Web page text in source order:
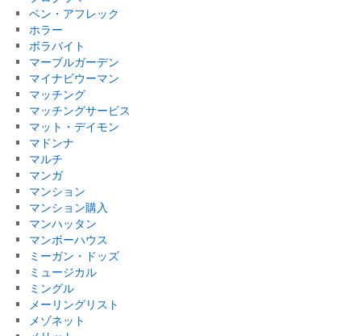
ベン・アフレック
ホラー
ボラバイト
マーブルガーデン
マイナビウーマン
マッチング
マッチングサービス
マット・デイモン
マドンナ
マルチ
マンガ
マンション
マンション購入
マンハッタン
マンボーハウス
ミーガン・ドッズ
ミュージカル
ミングル
メーリングリスト
メゾネット